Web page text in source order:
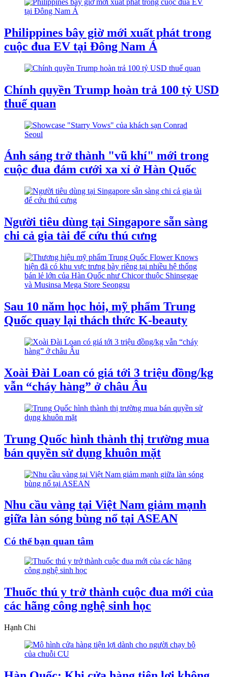
Philippines bây giờ mới xuất phát trong
cuộc đua EV tại Đông Nam Á
Chính quyền Trump hoàn trả 100 tỷ USD
thuế quan
Ánh sáng trở thành "vũ khí" mới trong
cuộc đua đám cưới xa xỉ ở Hàn Quốc
Người tiêu dùng tại Singapore sẵn sàng
chi cả gia tài để cứu thú cưng
Sau 10 năm học hỏi, mỹ phẩm Trung
Quốc quay lại thách thức K-beauty
Xoài Đài Loan có giá tới 3 triệu đồng/kg
vẫn “cháy hàng” ở châu Âu
Trung Quốc hình thành thị trường mua
bán quyền sử dụng khuôn mặt
Nhu cầu vàng tại Việt Nam giảm mạnh
giữa làn sóng bùng nổ tại ASEAN
Có thể bạn quan tâm
Thuốc thú y trở thành cuộc đua mới của
các hãng công nghệ sinh học
Hạnh Chi